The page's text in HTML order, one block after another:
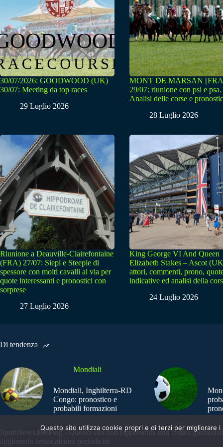
30/07/2026: GOODWOOD (UK)
30/07: Meeting da top races
29 Luglio 2026
MONT DE MARSAN
29/07: riunione con psi e psa.
Analisi delle corse e
28 Luglio 2026
Riunione a Deauville-Clairefontaine
(FRA) 27/07: Siepi e Steeple di
spessore con molti cavalli al via per
quote interessanti e pronostici con
sorprese
27 Luglio 2026
King George VI And Queen
Elizabeth Stakes – Ascot
attori, commenti, prono,
indicative ed analisi della
24 Luglio 2026
Di tendenza
Mondiali
Mondiali, Inghilterra-RD
Congo: pronostico e
probabili formazioni
SportNews.BetFlag - Questo sito non rappresenta una testata
aggiornato senza alcuna periodicità
Questo sito utilizza cookie propri e di terzi per migliorare